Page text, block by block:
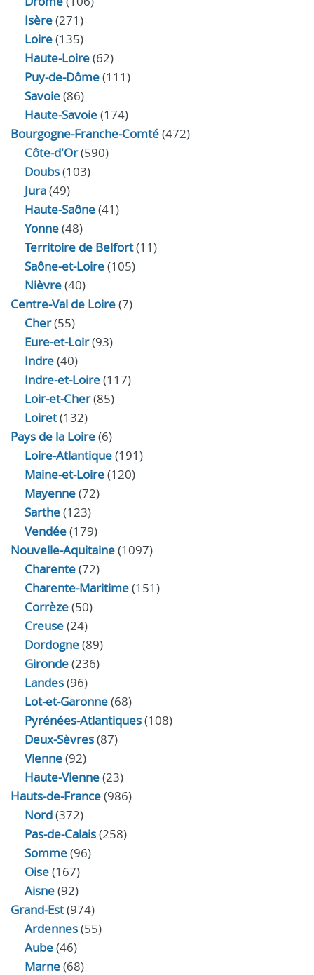
Isère(271)
Loire(135)
Haute-Loire(62)
Puy-de-Dôme(111)
Savoie(86)
Haute-Savoie(174)
Bourgogne-Franche-Comté(472)
Côte-d'Or(590)
Doubs(103)
Jura(49)
Haute‑Saône(41)
Yonne(48)
Territoire de Belfort(11)
Saône-et-Loire(105)
Nièvre(40)
Centre-Val de Loire(7)
Cher(55)
Eure‑et‑Loir(93)
Indre(40)
Indre‑et‑Loire(117)
Loir‑et‑Cher(85)
Loiret(132)
Pays de la Loire(6)
Loire-Atlantique(191)
Maine-et-Loire(120)
Mayenne(72)
Sarthe(123)
Vendée(179)
Nouvelle-Aquitaine(1097)
Charente(72)
Charente-Maritime(151)
Corrèze(50)
Creuse(24)
Dordogne(89)
Gironde(236)
Landes(96)
Lot-et-Garonne(68)
Pyrénées-Atlantiques(108)
Deux-Sèvres(87)
Vienne(92)
Haute-Vienne(23)
Hauts-de-France(986)
Nord(372)
Pas-de-Calais(258)
Somme(96)
Oise(167)
Aisne(92)
Grand-Est(974)
Ardennes(55)
Aube(46)
Marne(68)